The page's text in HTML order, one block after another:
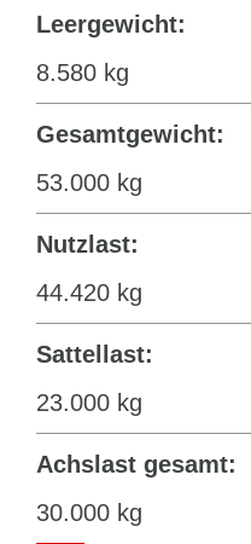
Leergewicht:
8.580 kg
Gesamtgewicht:
53.000 kg
Nutzlast:
44.420 kg
Sattellast:
23.000 kg
Achslast gesamt:
30.000 kg